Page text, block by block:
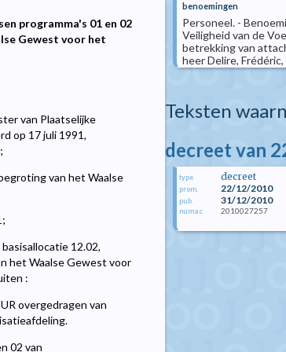
programma's 01 en 02
Gewest voor het
van Plaatselijke
op 17 juli 1991,
van het Waalse
12.02,
het Waalse Gewest voor
:
overgedragen van
02 van
benoemingen
Personeel. -
Veiligheid van de
betrekking van
heer Delire,
Teksten
decreet van
type decreet
prom. 22/12/2010
pub. 31/12/2010
numac 2010027257